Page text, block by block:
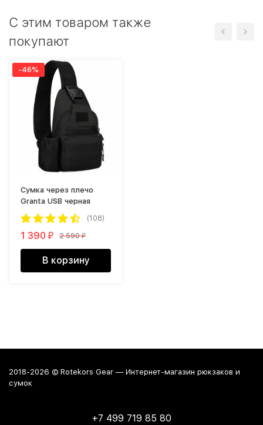
С этим товаром также
покупают
-46%
Cумка через плечо
Granta USB черная
(108)
1 390 ₽ 2 590₽
В корзину
2018-2026 © Rotekors Gear — Интернет-магазин рюкзаков и
сумок
+7 499 719 85 80